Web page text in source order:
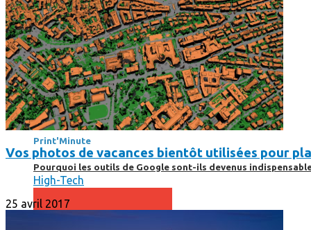
Print’Minute
Print'Minute
Pourquoi les outils de Google sont-ils devenus
Vos photos de vacances bientôt utilisées pour
High-Tech
25 avril 2017